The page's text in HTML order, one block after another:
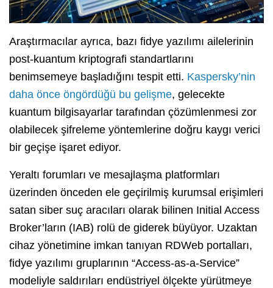
Araştırmacılar ayrıca, bazı fidye yazılımı ailelerinin
post-kuantum kriptografi standartlarını
benimsemeye başladığını tespit etti. Kaspersky’nin
daha önce öngördüğü bu gelişme, gelecekte
kuantum bilgisayarlar tarafından çözümlenmesi zor
olabilecek şifreleme yöntemlerine doğru kaygı verici
bir geçişe işaret ediyor.
Yeraltı forumları ve mesajlaşma platformları
üzerinden önceden ele geçirilmiş kurumsal erişimleri
satan siber suç aracıları olarak bilinen Initial Access
Broker’ların (IAB) rolü de giderek büyüyor. Uzaktan
cihaz yönetimine imkan tanıyan RDWeb portalları,
fidye yazılımı gruplarının “Access-as-a-Service”
modeliyle saldırıları endüstriyel ölçekte yürütmeye